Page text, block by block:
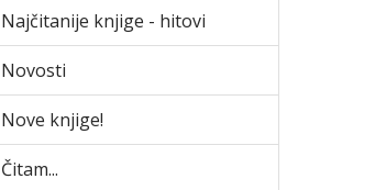
Najčitanije knjige - hitovi
Novosti
Nove knjige!
Čitam...